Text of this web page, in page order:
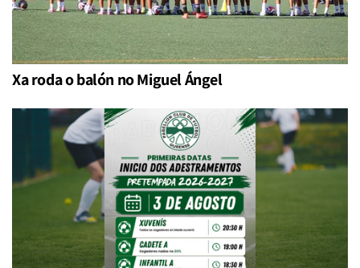
Xa roda o balón no Miguel Ángel